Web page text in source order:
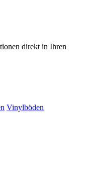
direkt in Ihren
Vinylböden